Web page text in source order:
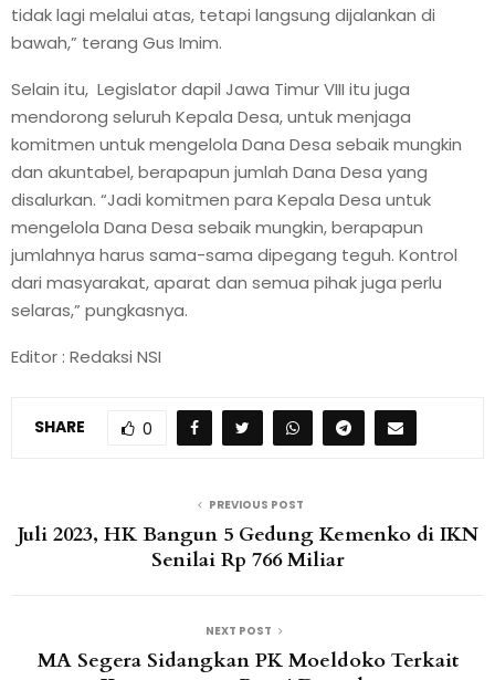
tidak lagi melalui atas, tetapi langsung dijalankan di
bawah,” terang Gus Imim.
Selain itu, Legislator dapil Jawa Timur VIII itu juga
mendorong seluruh Kepala Desa, untuk menjaga
komitmen untuk mengelola Dana Desa sebaik mungkin
dan akuntabel, berapapun jumlah Dana Desa yang
disalurkan. “Jadi komitmen para Kepala Desa untuk
mengelola Dana Desa sebaik mungkin, berapapun
jumlahnya harus sama-sama dipegang teguh. Kontrol
dari masyarakat, aparat dan semua pihak juga perlu
selaras,” pungkasnya.
Editor : Redaksi NSI
SHARE 0
PREVIOUS POST
Juli 2023, HK Bangun 5 Gedung Kemenko di IKN
Senilai Rp 766 Miliar
NEXT POST
MA Segera Sidangkan PK Moeldoko Terkait